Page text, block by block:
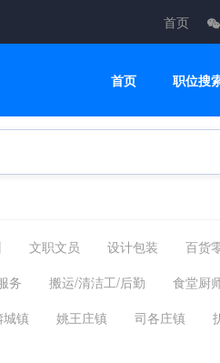
首页
首页 职位搜
文职文员 设计包装
百货
表 咨询顾问 电子通讯
工 美甲美睫
务 搬运/清洁工/后勤 食堂厨
城镇 姚王庄镇 司各庄镇